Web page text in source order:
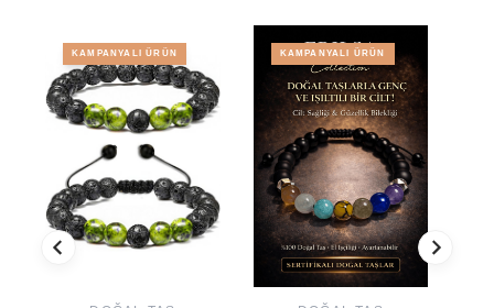
KAMPANYALI ÜRÜN KAMPANYALI ÜRÜN